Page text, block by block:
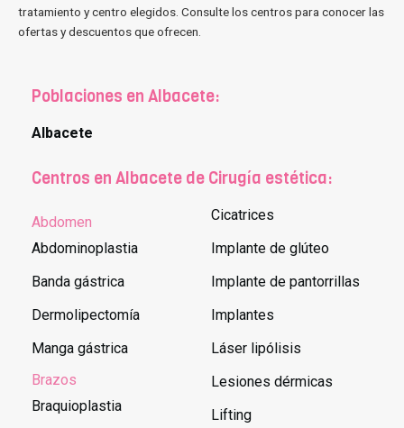
tratamiento y centro elegidos. Consulte los centros para conocer las
ofertas y descuentos que ofrecen.
Poblaciones en Albacete:
Albacete
Centros en Albacete de Cirugía estética:
Abdomen
Abdominoplastia
Banda gástrica
Dermolipectomía
Manga gástrica
Brazos
Braquioplastia
Cicatrices
Implante de glúteo
Implante de pantorrillas
Implantes
Láser lipólisis
Lesiones dérmicas
Lifting